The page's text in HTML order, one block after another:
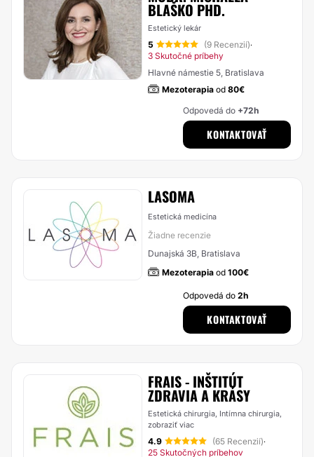
BLAŠKO PHD.
Estetický lekár
5 (9 Recenzií)·
3 Skutočné príbehy
Hlavné námestie 5, Bratislava
Mezoterapia od 80€
Odpovedá do +72h
KONTAKTOVAŤ
LASOMA
Estetická medicína
Žiadne recenzie
Dunajská 3B, Bratislava
Mezoterapia od 100€
Odpovedá do2h
KONTAKTOVAŤ
FRAIS - INŠTITÚT
ZDRAVIA A KRÁSY
Estetická chirurgia, Intímna chirurgia,
zobraziť viac
4.9 (65 Recenzií)·
25 Skutočných príbehov